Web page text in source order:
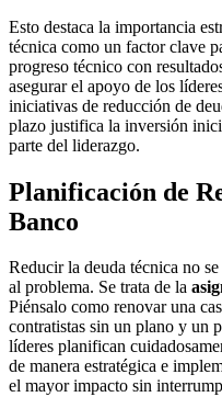
Esto destaca la importancia
técnica como un factor clave
progreso técnico con
asegurar el apoyo de los
iniciativas de reducción de
plazo justifica la inversión
parte del liderazgo.
Planificación de
Banco
Reducir la deuda técnica no
al problema. Se trata de la
Piénsalo como renovar una
contratistas sin un plano y un
líderes planifican
de manera estratégica e
el mayor impacto sin